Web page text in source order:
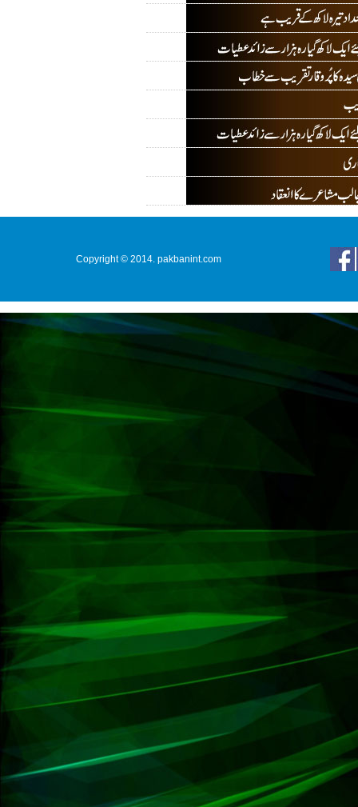
Copyright © 2014. pakbanint.com